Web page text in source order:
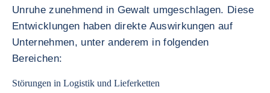
Unruhe zunehmend in Gewalt umgeschlagen. Diese
Entwicklungen haben direkte Auswirkungen auf
Unternehmen, unter anderem in folgenden
Bereichen:
Störungen in Logistik und Lieferketten